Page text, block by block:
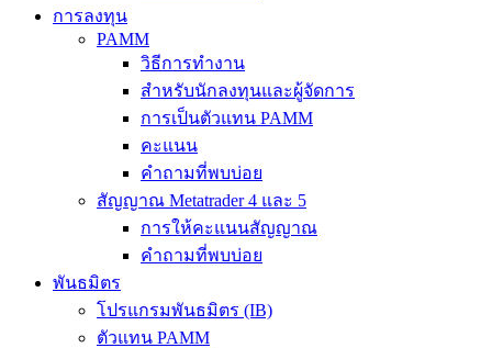
การลงทุน
PAMM
วิธีการทำงาน
สำหรับนักลงทุนและผู้จัดการ
การเป็นตัวแทน PAMM
คะแนน
คำถามที่พบบ่อย
สัญญาณ Metatrader 4 และ 5
การให้คะแนนสัญญาณ
คำถามที่พบบ่อย
พันธมิตร
โปรแกรมพันธมิตร (IB)
ตัวแทน PAMM